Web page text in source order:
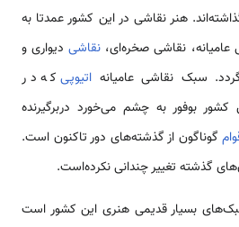
هنر نقاشی در این کشور عمدتا به
نقاشی صخره‌ای، نقاشیدیواری و
سبک نقاشی عامیانه اتیوپیکه در
بوفور به چشم می‌خورد دربرگیرنده
گوناگون از گذشته‌های دور تاکنون است.
گذشته تغییر چندانی نکرده‌است.
بسیار قدیمی هنری این کشور است